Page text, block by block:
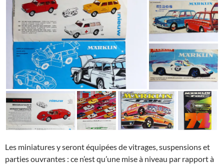
Les miniatures y seront équipées de vitrages, suspensions et
parties ouvrantes : ce n’est qu’une mise à niveau par rapport à